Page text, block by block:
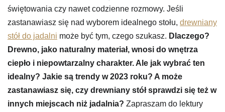
świętowania czy nawet codzienne rozmowy. Jeśli
zastanawiasz się nad wyborem idealnego stołu, drewniany
stół do jadalni może być tym, czego szukasz. Dlaczego?
Drewno, jako naturalny materiał, wnosi do wnętrza
ciepło i niepowtarzalny charakter. Ale jak wybrać ten
idealny? Jakie są trendy w 2023 roku? A może
zastanawiasz się, czy drewniany stół sprawdzi się też w
innych miejscach niż jadalnia? Zapraszam do lektury